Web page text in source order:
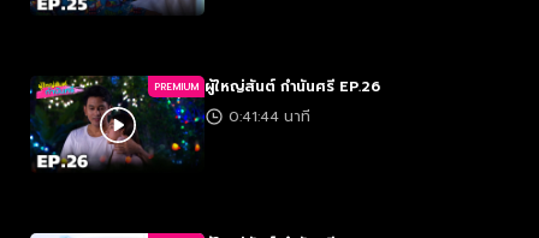
PREMIUM ผู้ใหญ่สันต์ กำนันศรี EP.26
0:41:44 นาที